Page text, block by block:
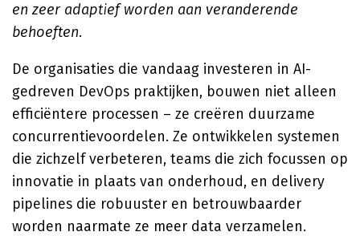
en zeer adaptief worden aan veranderende
behoeften.
De organisaties die vandaag investeren in AI-
gedreven DevOps praktijken, bouwen niet alleen
efficiëntere processen – ze creëren duurzame
concurrentievoordelen. Ze ontwikkelen systemen
die zichzelf verbeteren, teams die zich focussen op
innovatie in plaats van onderhoud, en delivery
pipelines die robuuster en betrouwbaarder
worden naarmate ze meer data verzamelen.